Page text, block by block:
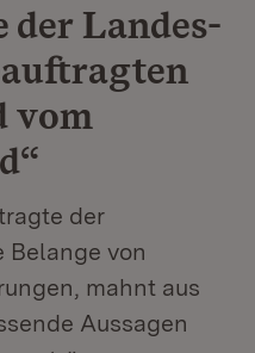
der Landes-
vom
der
Belange von
mahnt aus
Aussagen